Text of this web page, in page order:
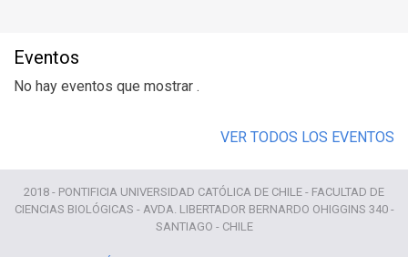
Eventos
No hay eventos que mostrar .
VER TODOS LOS EVENTOS
2018 - PONTIFICIA UNIVERSIDAD CATÓLICA DE CHILE - FACULTAD DE
CIENCIAS BIOLÓGICAS - AVDA. LIBERTADOR BERNARDO OHIGGINS 340 -
SANTIAGO - CHILE